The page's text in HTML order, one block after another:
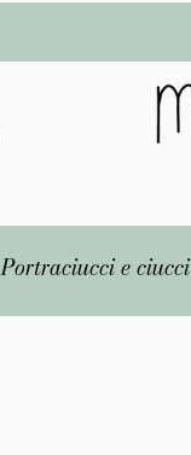
Portraciucci e ciucci